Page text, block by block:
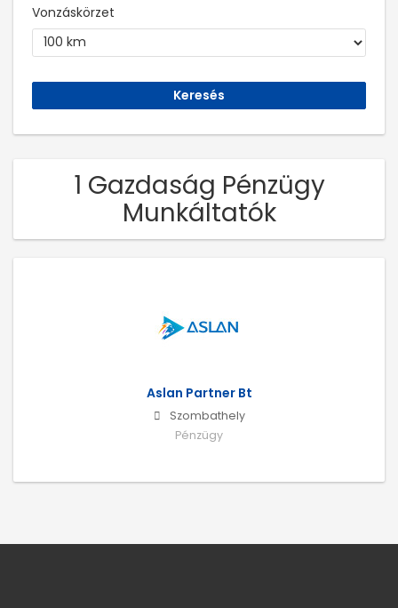
Vonzáskörzet
1 Gazdaság Pénzügy
Munkáltatók
Aslan Partner Bt
Szombathely
Pénzügy